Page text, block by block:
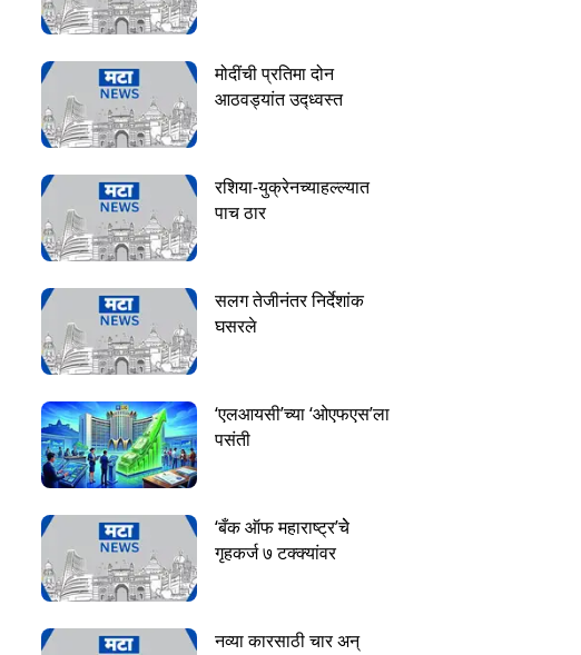
मोदींची प्रतिमा दोन
आठवड्यांत उद्ध्वस्त
रशिया-युक्रेनच्याहल्ल्यात
पाच ठार
सलग तेजीनंतर निर्देशांक
घसरले
‘एलआयसी’च्या ‘ओएफएस’ला
पसंती
‘बँक ऑफ महाराष्ट्र’चेे
गृहकर्ज ७ टक्क्यांवर
नव्या कारसाठी चार अन्